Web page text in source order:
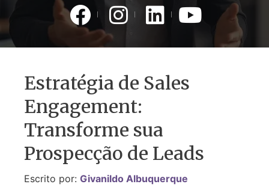
Estratégia de Sales
Engagement:
Transforme sua
Prospecção de Leads
Escrito por: Givanildo Albuquerque